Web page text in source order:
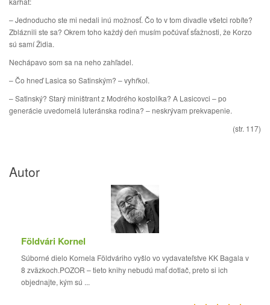
– Jednoducho ste mi nedali inú možnosť. Čo to v tom divadle všetci robíte?
Zbláznili ste sa? Okrem toho každý deň musím počúvať sťažnosti, že Korzo
sú samí Židia.
Nechápavo som sa na neho zahľadel.
– Čo hneď Lasica so Satinským? – vyhŕkol.
– Satinský? Starý miništrant z Modrého kostolíka? A Lasicovci – po
generácie uvedomelá luteránska rodina? – neskrývam prekvapenie.
(str. 117)
Autor
Földvári Kornel
Súborné dielo Kornela Földváriho vyšlo vo vydavateľstve KK Bagala v
8 zväzkoch.POZOR – tieto knihy nebudú mať dotlač, preto si ich
objednajte, kým sú ...